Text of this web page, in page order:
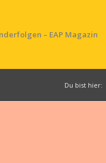
– EAP Magazin
Du bist hier: